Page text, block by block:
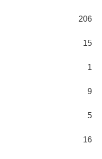
206
15
1
9
5
16